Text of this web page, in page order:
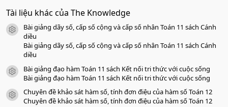
0
0
a
Tài liệu khác của The Knowledge
icon tài liệu
Bài giảng dãy số, cấp số cộng và cấp số nhân Toán 11 sách Cánh
diều
Bài giảng dãy số, cấp số cộng và cấp số nhân Toán 11 sách Cánh
diều
icon tài liệu
Bài giảng đạo hàm Toán 11 sách Kết nối tri thức với cuộc sống
Bài giảng đạo hàm Toán 11 sách Kết nối tri thức với cuộc sống
icon tài liệu
Chuyên đề khảo sát hàm số, tính đơn điệu của hàm số Toán 12
Chuyên đề khảo sát hàm số, tính đơn điệu của hàm số Toán 12